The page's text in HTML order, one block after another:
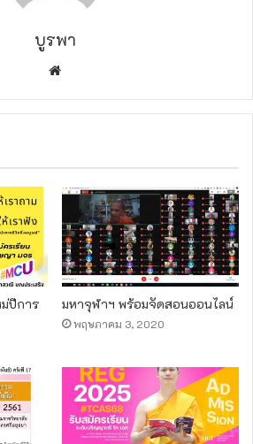
บูรพา
b
e
ปีการ
มหาจุฬาฯ พร้อมจัดสอนออนไลน์
พฤษภาคม 3, 2020